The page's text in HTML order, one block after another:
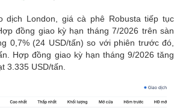
dịch London, giá cà phê Robusta tiếp tục
đồng giao kỳ hạn tháng 7/2026 trên sàn
0,7% (24 USD/tấn) so với phiên trước đó,
Hợp đồng giao kỳ hạn tháng 9/2026 tăng
3.335 USD/tấn.